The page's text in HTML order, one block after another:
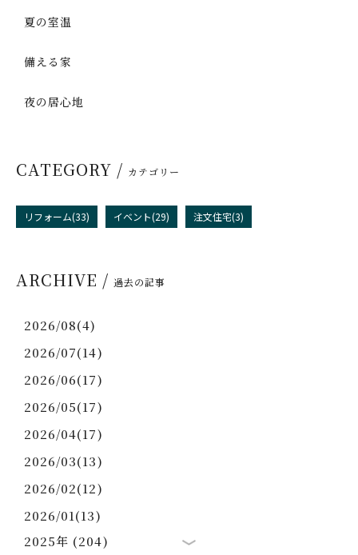
夏の室温
備える家
夜の居心地
CATEGORY / カテゴリー
リフォーム(33) イベント(29) 注文住宅(3)
ARCHIVE / 過去の記事
2026/08(4)
2026/07(14)
2026/06(17)
2026/05(17)
2026/04(17)
2026/03(13)
2026/02(12)
2026/01(13)
2025年 (204)